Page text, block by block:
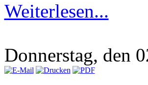
Weiterlesen...
Donnerstag, den